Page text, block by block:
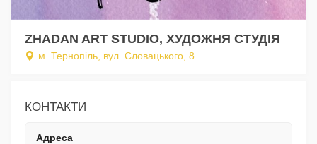
ZHADAN ART STUDIO, ХУДОЖНЯ СТУДІЯ
м. Тернопіль, вул. Словацького, 8
КОНТАКТИ
Адреса